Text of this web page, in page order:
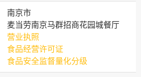
南京市
麦当劳南京马群招商花园城餐厅
营业执照
食品经营许可证
食品安全监督量化分级